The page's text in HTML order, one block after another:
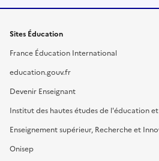
Sites Éducation
France Éducation International
education.gouv.fr
Devenir Enseignant
Institut des hautes études de l'éducation
Enseignement supérieur, Recherche et
Onisep